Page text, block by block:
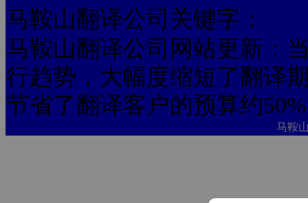
马鞍山翻译公司关键字：
马鞍山翻译公司网站更新：
行趋势，大幅度缩短了翻译
节省了翻译客户的预算约
马鞍